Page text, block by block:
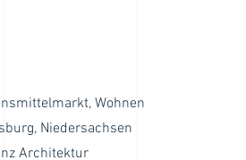
Wohnen
Niedersachsen
Architektur